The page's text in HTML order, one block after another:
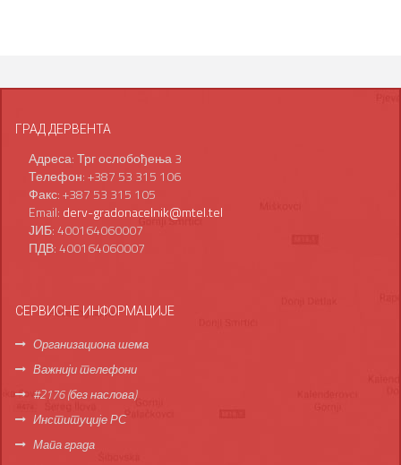
ГРАД ДЕРВЕНТА
Адреса: Трг ослобођења 3
Телефон: +387 53 315 106
Факс: +387 53 315 105
Email: derv-gradonacelnik@mtel.tel
ЈИБ: 400164060007
ПДВ: 400164060007
СЕРВИСНЕ ИНФОРМАЦИЈЕ
Организациона шема
Важнији телефони
#2176 (без наслова)
Институције РС
Мапа града